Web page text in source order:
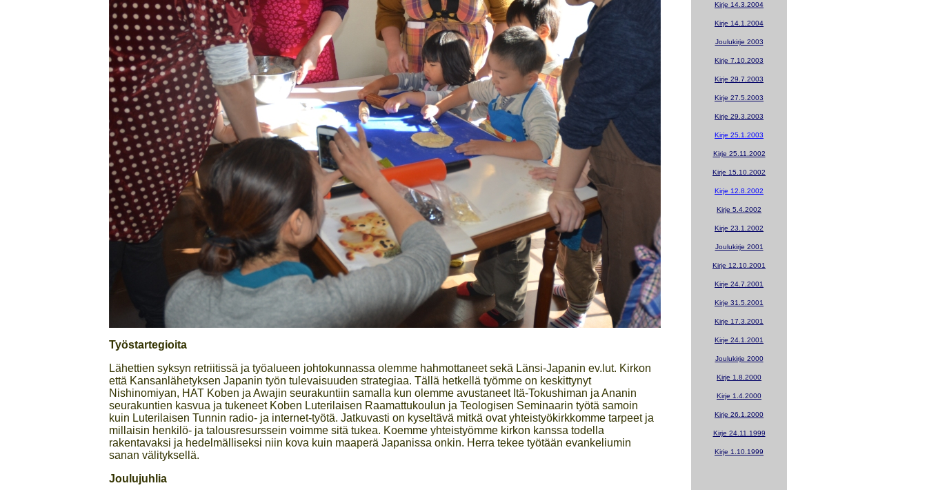
Työstartegioita
Lähettien syksyn retriitissä ja työalueen johtokunnassa olemme hahmottaneet sekä Länsi-Japanin ev.lut. Kirkon
että Kansanlähetyksen Japanin työn tulevaisuuden strategiaa. Tällä hetkellä työmme on keskittynyt
Nishinomiyan, HAT Koben ja Awajin seurakuntiin samalla kun olemme avustaneet Itä-Tokushiman ja Ananin
seurakuntien kasvua ja tukeneet Koben Luterilaisen Raamattukoulun ja Teologisen Seminaarin työtä samoin
kuin Luterilaisen Tunnin radio- ja internet-työtä. Jatkuvasti on kyseltävä mitkä ovat yhteistyökirkkomme tarpeet ja
millaisin henkilö- ja talousresurssein voimme sitä tukea. Koemme yhteistyömme kirkon kanssa todella
rakentavaksi ja hedelmälliseksi niin kova kuin maaperä Japanissa onkin. Herra tekee työtään evankeliumin
sanan välityksellä.
Joulujuhlia
Kirje 14.3.2004
Kirje 14.1.2004
Joulukirje 2003
Kirje 7.10.2003
Kirje 29.7.2003
Kirje 27.5.2003
Kirje 29.3.2003
Kirje 25.1.2003
Kirje 25.11.2002
Kirje 15.10.2002
Kirje 12.8.2002
Kirje 5.4.2002
Kirje 23.1.2002
Joulukirje 2001
Kirje 12.10.2001
Kirje 24.7.2001
Kirje 31.5.2001
Kirje 17.3.2001
Kirje 24.1.2001
Joulukirje 2000
Kirje 1.8.2000
Kirje 1.4.2000
Kirje 26.1.2000
Kirje 24.11.1999
Kirje 1.10.1999